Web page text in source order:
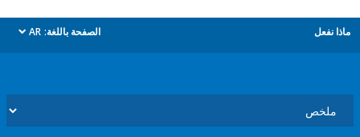
الصفحة باللغة: AR
dropdown